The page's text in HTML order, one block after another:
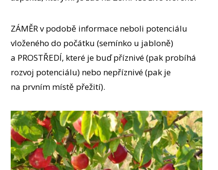
ZÁMĚR v podobě informace neboli potenciálu
vloženého do počátku (semínko u jabloně)
a PROSTŘEDÍ, které je buď příznivé (pak probíhá
rozvoj potenciálu) nebo nepříznivé (pak je
na prvním místě přežití).